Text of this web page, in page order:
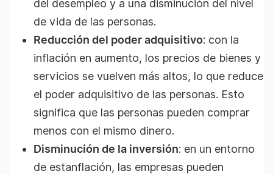
del desempleo y a una disminución del nivel
de vida de las personas.
Reducción del poder adquisitivo: con la
inflación en aumento, los precios de bienes y
servicios se vuelven más altos, lo que reduce
el poder adquisitivo de las personas. Esto
significa que las personas pueden comprar
menos con el mismo dinero.
Disminución de la inversión: en un entorno
de estanflación, las empresas pueden